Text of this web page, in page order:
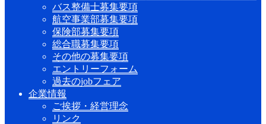
バス整備士募集要項
航空事業部募集要項
保険部募集要項
総合職募集要項
その他の募集要項
エントリーフォーム
過去のjobフェア
企業情報
ご挨拶・経営理念
リンク